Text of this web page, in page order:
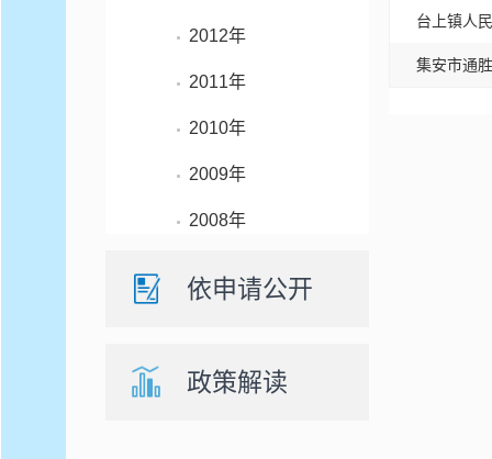
2012年
2011年
2010年
2009年
2008年
依申请公开
政策解读
台上镇人
集安市通